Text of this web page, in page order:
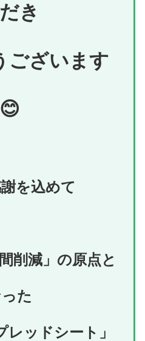
き
ございます
😊
を込めて
削減」の原点と
た
レッドシート」